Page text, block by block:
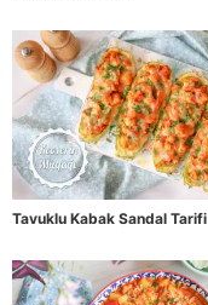
Tavuklu Kabak Sandal Tarifi